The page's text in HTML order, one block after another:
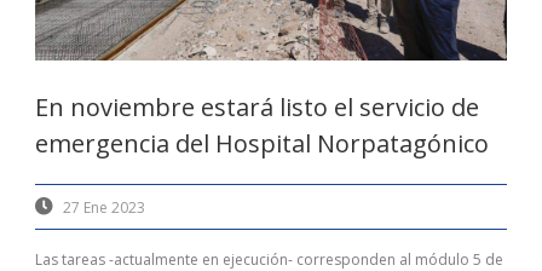
En noviembre estará listo el servicio de
emergencia del Hospital Norpatagónico
27 Ene 2023
Las tareas -actualmente en ejecución- corresponden al módulo 5 de